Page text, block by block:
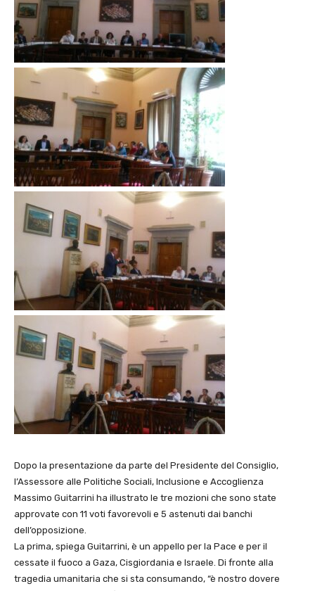
Dopo la presentazione da parte del Presidente del Consiglio,
l’Assessore alle Politiche Sociali, Inclusione e Accoglienza
Massimo Guitarrini ha illustrato le tre mozioni che sono state
approvate con 11 voti favorevoli e 5 astenuti dai banchi
dell’opposizione.
La prima, spiega Guitarrini, è un appello per la Pace e per il
cessate il fuoco a Gaza, Cisgiordania e Israele. Di fronte alla
tragedia umanitaria che si sta consumando, “è nostro dovere